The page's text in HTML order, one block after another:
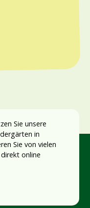
Sie unsere
in
Sie von vielen
online